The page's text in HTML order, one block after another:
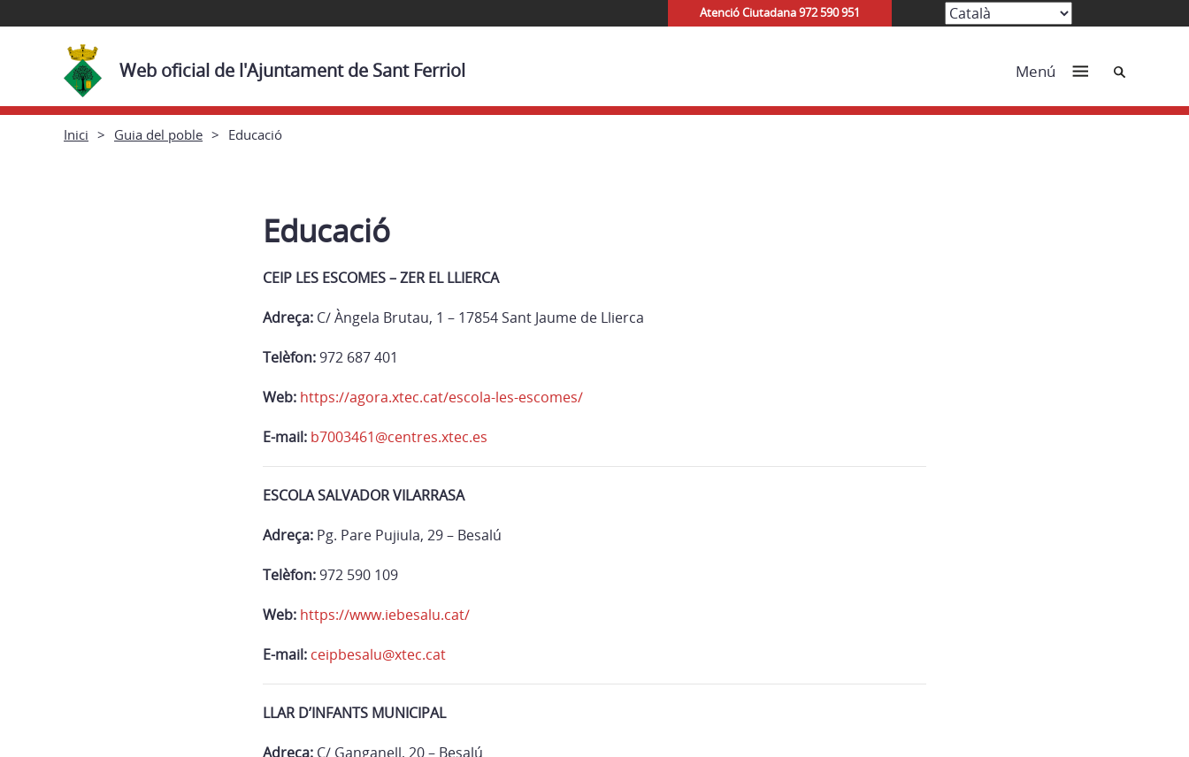
Atenció Ciutadana 972 590 951
Web oficial de l'Ajuntament de Sant Ferriol Menú Cerca
Inici Guia del poble Educació
Educació
CEIP LES ESCOMES – ZER EL LLIERCA
Adreça: C/ Àngela Brutau, 1 – 17854 Sant Jaume de Llierca
Telèfon:972 687 401
Web: https://agora.xtec.cat/escola-les-escomes/
E-mail: b7003461@centres.xtec.es
ESCOLA SALVADOR VILARRASA
Adreça: Pg. Pare Pujiula, 29 – Besalú
Telèfon:972 590 109
Web: https://www.iebesalu.cat/
E-mail: ceipbesalu@xtec.cat
LLAR D’INFANTS MUNICIPAL
Adreça: C/ Ganganell, 20 – Besalú